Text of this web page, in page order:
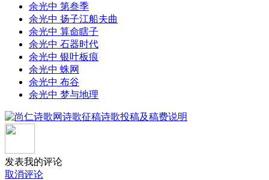
余光中 第叁季
余光中 扬子江船夫曲
余光中 算命瞎子
余光中 石器时代
余光中 银叶板痕
余光中 蛛网
余光中 布谷
余光中 梦与地理
发表我的评论
取消评论